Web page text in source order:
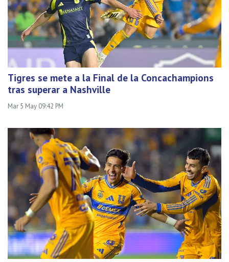
Tigres se mete a la Final de la Concachampions
tras superar a Nashville
Mar 5 May 09:42 PM